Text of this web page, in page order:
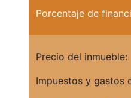
Porcentaje de
Precio del inmueble:
Impuestos y gastos